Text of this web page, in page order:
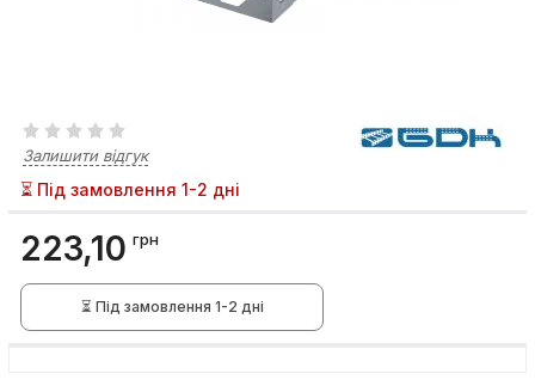
Залишити відгук
⏳ Під замовлення 1-2 дні
223,10 грн
⏳ Під замовлення 1-2 дні